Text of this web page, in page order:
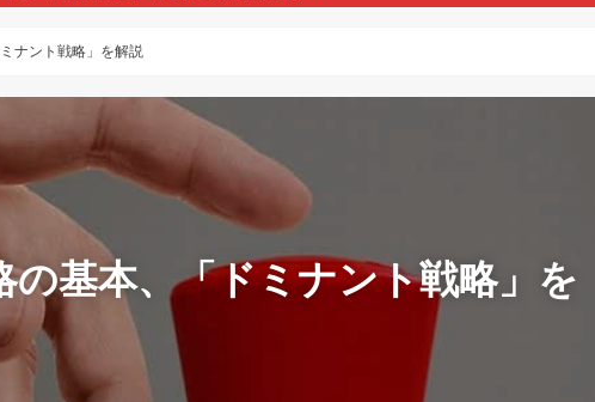
ナント戦略」を解説
基本、「ドミナント戦略」を